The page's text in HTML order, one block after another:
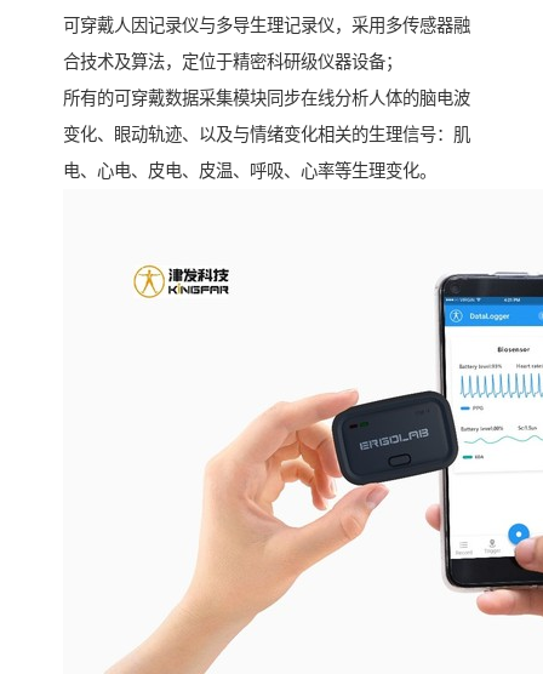
可穿戴人因记录仪与多导生理记录仪，采用多传感器融
合技术及算法，定位于精密科研级仪器设备；
所有的可穿戴数据采集模块同步在线分析人体的脑电波
变化、眼动轨迹、以及与情绪变化相关的生理信号：肌
电、心电、皮电、皮温、呼吸、心率等生理变化。